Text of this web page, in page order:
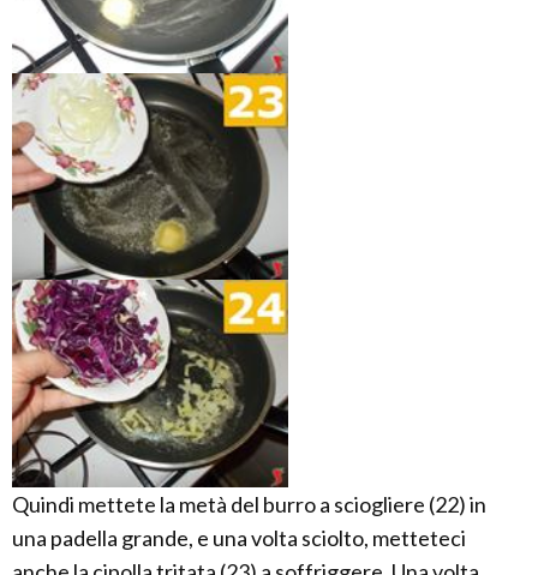
Quindi mettete la metà del burro a sciogliere (22) in
una padella grande, e una volta sciolto, metteteci